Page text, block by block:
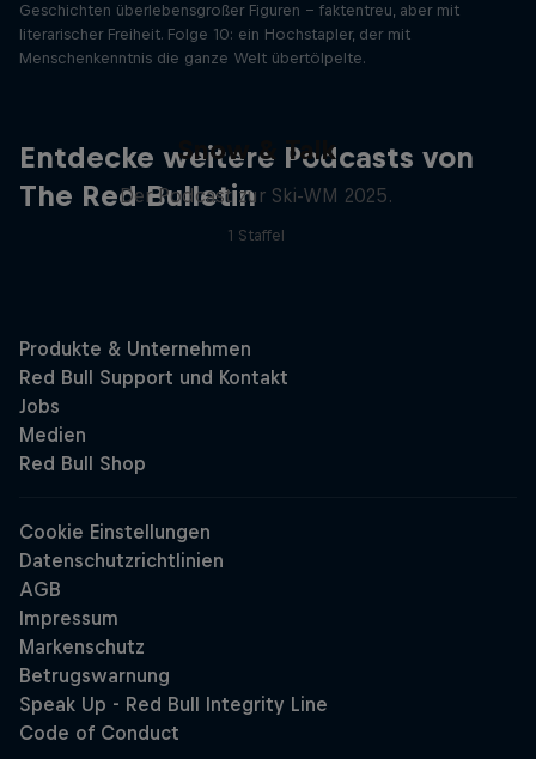
Geschichten überlebensgroßer Figuren – faktentreu, aber mit
literarischer Freiheit. Folge 10: ein Hochstapler, der mit
Menschenkenntnis die ganze Welt übertölpelte.
Entdecke weitere Podcasts von
The Red Bulletin
Snow & Talk
Der Podcast zur Ski-WM 2025.
1 Staffel